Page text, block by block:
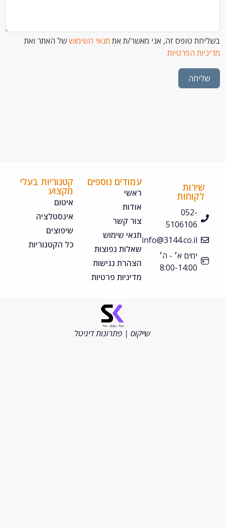
טופס זה, אני מאשר/ת אתתנאי השימוש של האתר ואת
הפרטיות
052-
5106106
info@3144.co.il
ימים א׳ - ה׳
8:00-14:00
עמודים נוספים
צור קשר
תנאי שימוש
שאלות נפוצות
הצהרת נגישות
מדיניות פרטיות
קטגוריות בעלי
אינסטלציה
שיפוצים
כל הקטגוריות
שייקוס | פתרונות דיגיטל
שמורות